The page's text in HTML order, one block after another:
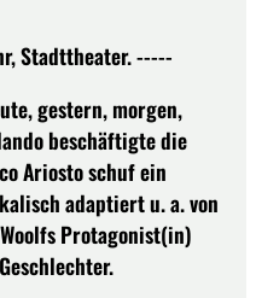
Stadttheater. -----
gestern, morgen,
beschäftigte die
Ariosto schuf ein
adaptiert u. a. von
Protagonist(in)